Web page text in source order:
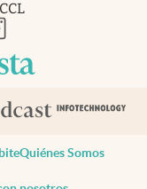
pestaña
nueva pestaña
en nueva pestaña
abre en nueva pestaña
Quiénes Somos